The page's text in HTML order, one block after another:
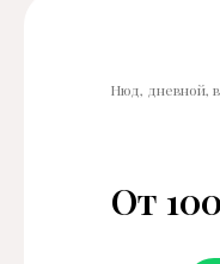
Нюд, дневной,
От